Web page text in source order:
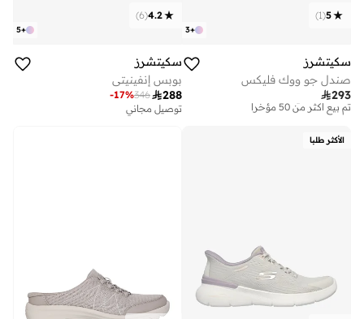
+
3
5
(
1
)
سكيتشرز
صندل جو ووك فليكس
293
توصيل مجاني
تم بيع أكثر من 50 مؤخرا
توصيل مجاني
+
5
4.2
(
6
)
سكيتشرز
بوبس إنفينيتي
288
346
-17%
توصيل مجاني
على وشك النفاد
الأكثر طلبا